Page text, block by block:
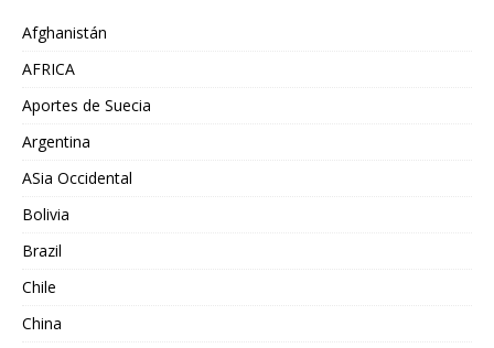
Afghanistán
AFRICA
Aportes de Suecia
Argentina
ASia Occidental
Bolivia
Brazil
Chile
China